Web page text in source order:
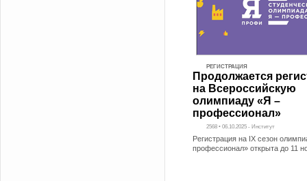
РЕГИСТРАЦИЯ
Продолжается
на Всероссийскую
олимпиаду «Я –
профессионал»
2568 • 06.10.2025 - Институт
Регистрация на IX сезон
профессионал» открыта до 11